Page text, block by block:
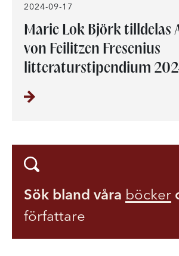
2024-09-17
Marie Lok Björk tilldelas
von Feilitzen Fresenius
litteraturstipendium
Sök bland våra böcker
författare